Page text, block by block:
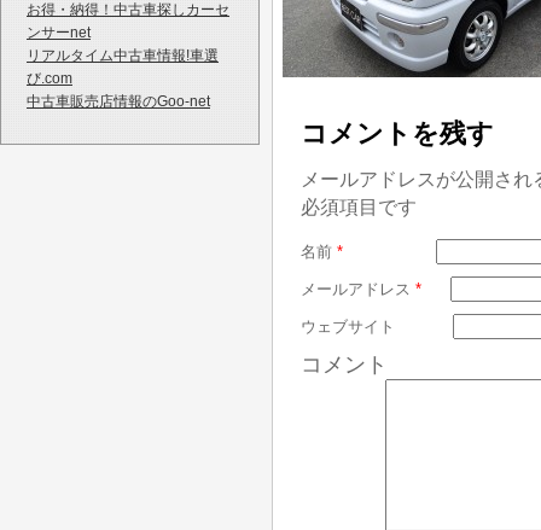
お得・納得！中古車探しカーセ
ンサーnet
リアルタイム中古車情報!車選
び.com
中古車販売店情報のGoo-net
コメントを残す
メールアドレスが公開さ
必須項目です
名前 *
メールアドレス *
ウェブサイト
コメント